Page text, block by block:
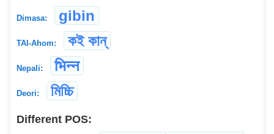
Dimasa: gibin
TAI-Ahom: কই কান্
Nepali: भिन्न
Deori: মিচ্চি
Different POS: